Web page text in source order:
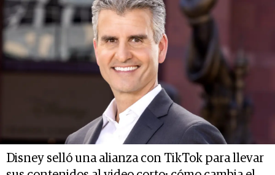
Disney selló una alianza con TikTok para llevar